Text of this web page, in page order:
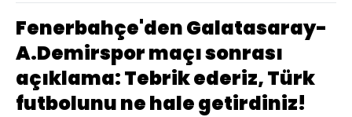
Fenerbahçe'den Galatasaray-
A.Demirspor maçı sonrası
açıklama: Tebrik ederiz, Türk
futbolunu ne hale getirdiniz!